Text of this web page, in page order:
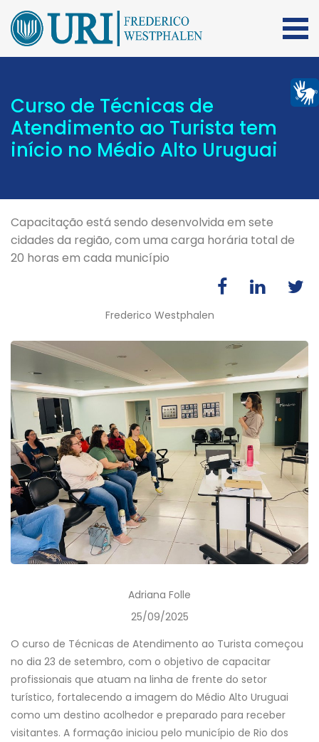
Curso de Técnicas de
Atendimento ao Turista tem
início no Médio Alto Uruguai
Capacitação está sendo desenvolvida em sete
cidades da região, com uma carga horária total de
20 horas em cada município
Frederico Westphalen
Adriana Folle
25/09/2025
O curso de Técnicas de Atendimento ao Turista começou
no dia 23 de setembro, com o objetivo de capacitar
profissionais que atuam na linha de frente do setor
turístico, fortalecendo a imagem do Médio Alto Uruguai
como um destino acolhedor e preparado para receber
visitantes. A formação iniciou pelo município de Rio dos